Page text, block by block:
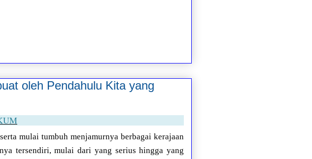
oleh Pendahulu Kita yang
mulai tumbuh menjamurnya berbagai kerajaan
tersendiri, mulai dari yang serius hingga yang